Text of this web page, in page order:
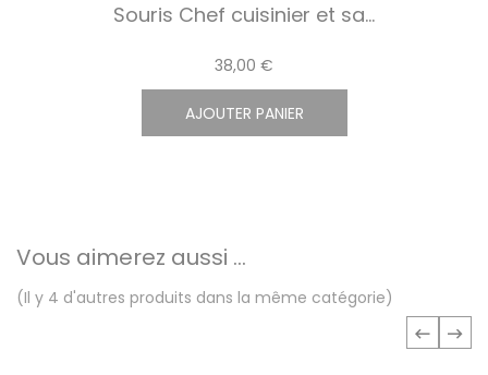
Souris Chef cuisinier et sa...
38,00 €
AJOUTER PANIER
Vous aimerez aussi ...
(Il y 4 d'autres produits dans la même catégorie)